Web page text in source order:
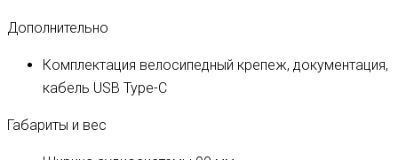
Дополнительно
Комплектация велосипедный крепеж, документация,
кабель USB Type-C
Габариты и вес